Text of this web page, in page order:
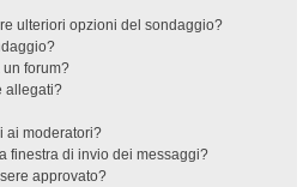
ulteriori opzioni del sondaggio?
un forum?
allegati?
ai moderatori?
finestra di invio dei messaggi?
approvato?